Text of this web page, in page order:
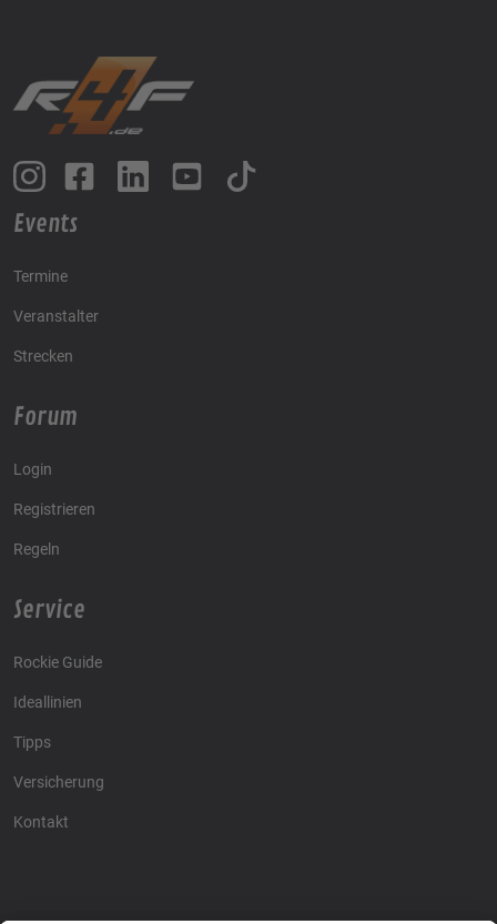
Events
Termine
Veranstalter
Strecken
Forum
Login
Registrieren
Regeln
Service
Rockie Guide
Ideallinien
Tipps
Versicherung
Kontakt